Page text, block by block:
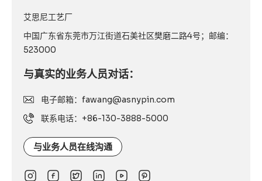
艾思尼工艺厂
中国广东省东莞市万江街道石美社区樊磨二路4号；邮编：
523000
与真实的业务人员对话：
电子邮箱：fawang@asnypin.com
联系电话：+86-130-3888-5000
与业务人员在线沟通